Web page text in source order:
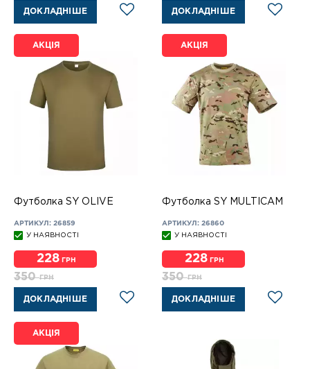
ДОКЛАДНІШЕ ДОКЛАДНІШЕ
АКЦІЯ
Футболка SY OLIVE
АРТИКУЛ: 26859
У НАЯВНОСТІ
228 ГРН
350ГРН
ДОКЛАДНІШЕ
АКЦІЯ
Футболка SY MULTICAM
АРТИКУЛ: 26860
У НАЯВНОСТІ
228 ГРН
350ГРН
ДОКЛАДНІШЕ
АКЦІЯ